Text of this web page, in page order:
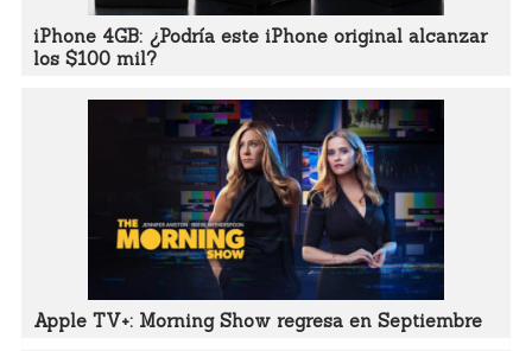
iPhone 4GB: ¿Podría este iPhone original alcanzar
los $100 mil?
Apple TV+: Morning Show regresa en Septiembre